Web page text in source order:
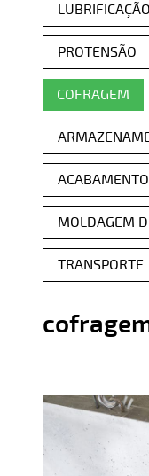
LUBRIFICAÇÃO
PROTENSÃO
COFRAGEM
MOLDAGEM
TRANSPORTE